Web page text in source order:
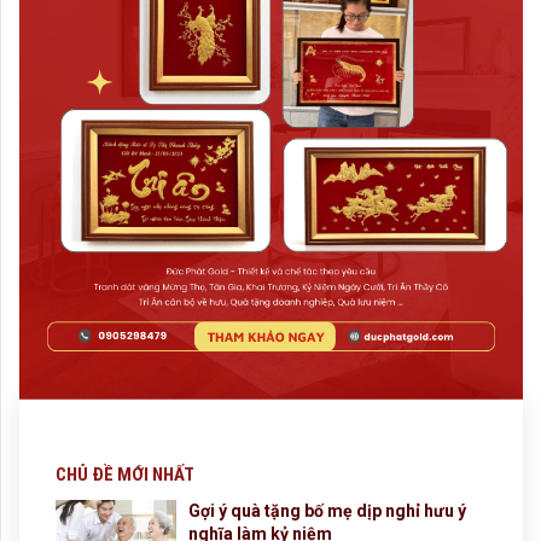
CHỦ ĐỀ MỚI NHẤT
Gợi ý quà tặng bố mẹ dịp nghỉ hưu ý
nghĩa làm kỷ niệm